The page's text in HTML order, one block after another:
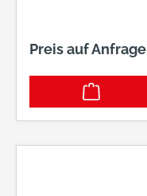
Preis auf Anfrage